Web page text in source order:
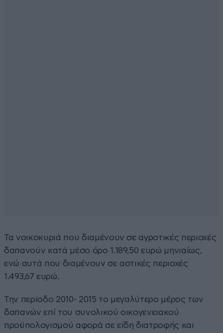
Τα νοικοκυριά που διαµένουν σε αγροτικές περιοχές
δαπανούν κατά µέσο όρο 1.189,50 ευρώ µηνιαίως,
ενώ αυτά που διαµένουν σε αστικές περιοχές
1.493,67 ευρώ.
Την περίοδο 2010- 2015 το µεγαλύτερο µέρος των
δαπανών επί του συνολικού οικογενειακού
προϋπολογισµού αφορά σε είδη διατροφής και